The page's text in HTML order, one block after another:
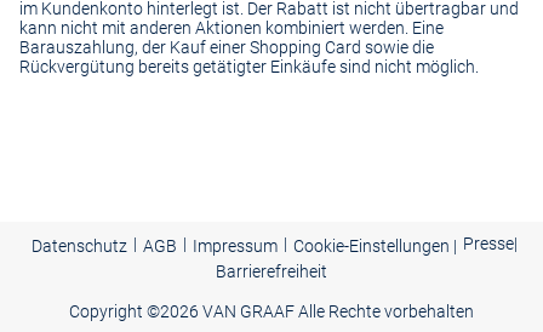
im Kundenkonto hinterlegt ist. Der Rabatt ist nicht übertragbar und
kann nicht mit anderen Aktionen kombiniert werden. Eine
Barauszahlung, der Kauf einer Shopping Card sowie die
Rückvergütung bereits getätigter Einkäufe sind nicht möglich.
Datenschutz | AGB | Impressum | Cookie-Einstellungen | Presse|
Barrierefreiheit
Copyright ©2026 VAN GRAAF Alle Rechte vorbehalten